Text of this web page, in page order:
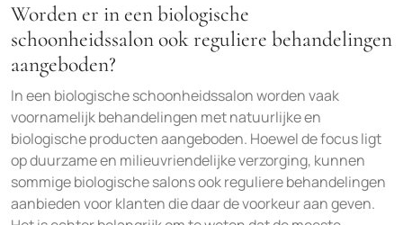
Worden er in een biologische
schoonheidssalon ook reguliere behandelingen
aangeboden?
In een biologische schoonheidssalon worden vaak
voornamelijk behandelingen met natuurlijke en
biologische producten aangeboden. Hoewel de focus ligt
op duurzame en milieuvriendelijke verzorging, kunnen
sommige biologische salons ook reguliere behandelingen
aanbieden voor klanten die daar de voorkeur aan geven.